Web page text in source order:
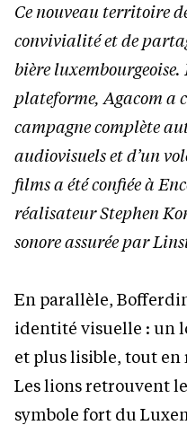
Ce nouveau territoire
convivialité et de
bière
plateforme, Agacom a
campagne complète
audiovisuels et d’un
films a été confiée à
réalisateur Stephen
sonore assurée par
En parallèle,
identité visuelle : un
et plus lisible, tout en
Les lions retrouvent
symbole fort du